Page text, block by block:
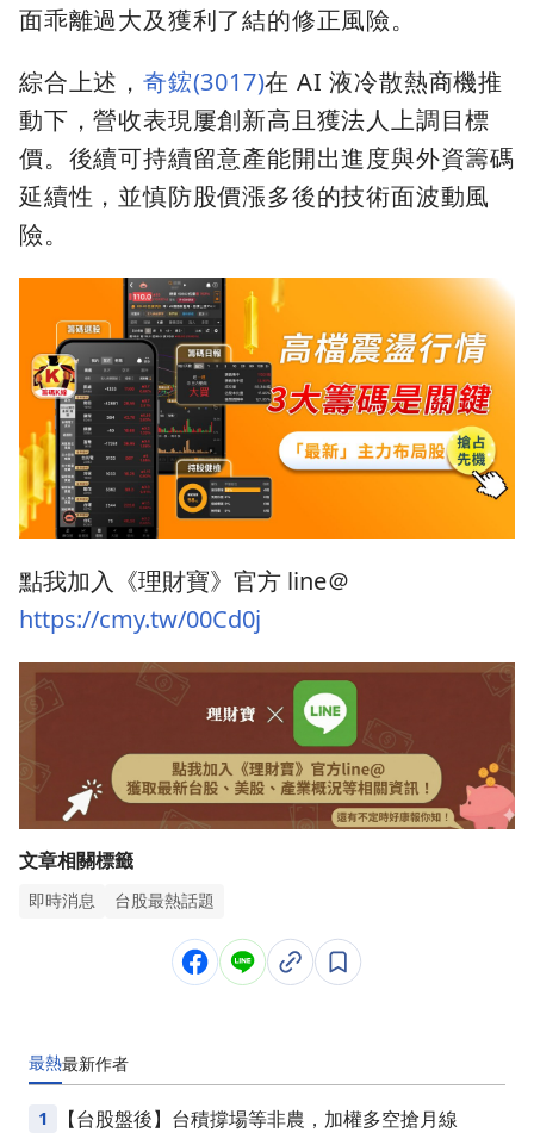
面乖離過大及獲利了結的修正風險。
綜合上述， 奇鋐(3017)在 AI 液冷散熱商機推
動下，營收表現屢創新高且獲法人上調目標
價。後續可持續留意產能開出進度與外資籌碼
延續性，並慎防股價漲多後的技術面波動風
險。
點我加入《理財寶》官方 line＠
https://cmy.tw/00Cd0j
文章相關標籤
即時消息 台股最熱話題
最熱最新作者
1 【台股盤後】台積撐場等非農，加權多空搶月線